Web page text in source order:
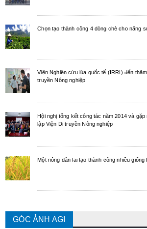
Chọn tạo thành công 4 dòng chè cho năng
Viện Nghiên cứu lúa quốc tế (IRRI) đến
truyền Nông nghiệp
Hội nghị tổng kết công tác năm 2014 và gặp
lập Viện Di truyền Nông nghiệp
Một nông dân lai tạo thành công nhiều giống
GÓC ẢNH AGI